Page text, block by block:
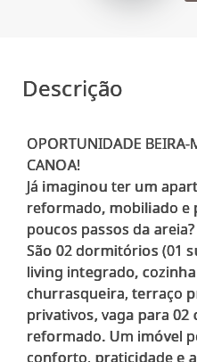
Descrição
OPORTUNIDADE BEIRA-
CANOA!
Já imaginou ter um
reformado, mobiliado
poucos passos da areia?
São 02 dormitórios (01
living integrado,
churrasqueira, terraço
privativos, vaga para 02
reformado. Um imóvel
conforto, praticidade e